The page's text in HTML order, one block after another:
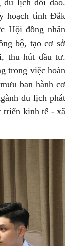
du lịch dồi dào.
hoạch tỉnh Đắk
Hội đồng nhân
bộ, tạo cơ sở
thu hút đầu tư.
trong việc hoàn
ban hành cơ
du lịch phát
triển kinh tế - xã